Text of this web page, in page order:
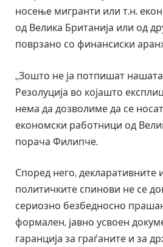
носење мигранти или т.н.
од Велика Британија или од
поврзано со финансиски
„Зошто не ја потпишат
Резолуција во којашто
нема да дозволиме да се
економски работници од
порача Филипче.
Според него, декларативните
политичките спинови не се
сериозно безбедносно
формален, јавно усвоен
гаранција за граѓаните и за